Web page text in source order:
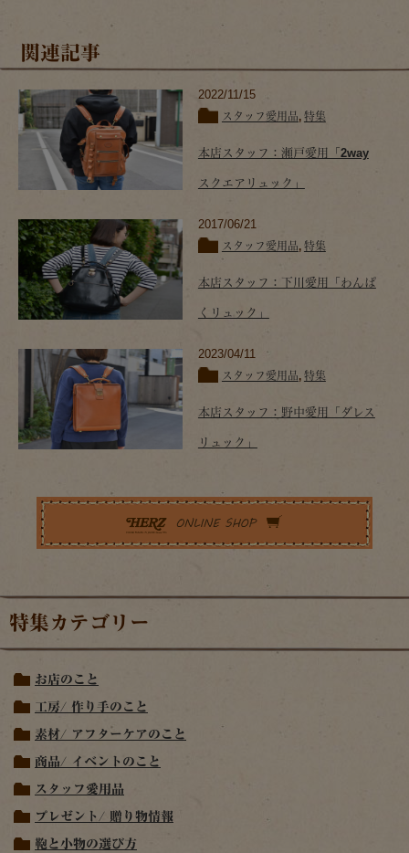
関連記事
2022/11/15
スタッフ愛用品, 特集
本店スタッフ：瀬戸愛用「2way
スクエアリュック」
2017/06/21
スタッフ愛用品, 特集
本店スタッフ：下川愛用「わんぱ
くリュック」
2023/04/11
スタッフ愛用品, 特集
本店スタッフ：野中愛用「ダレス
リュック」
特集カテゴリー
お店のこと
工房/ 作り手のこと
素材/ アフターケアのこと
商品/ イベントのこと
スタッフ愛用品
プレゼント/ 贈り物情報
鞄と小物の選び方